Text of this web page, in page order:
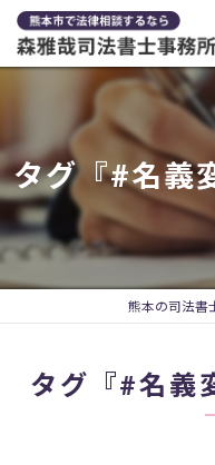
タグ『#名義
熊本の司法書
タグ『#名義